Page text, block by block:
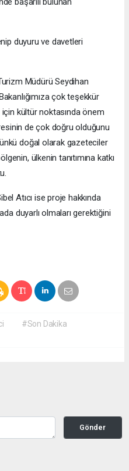
duyuru ve davetleri
Müdürü Seydihan
çok teşekkür
kültür noktasında önem
de çok doğru olduğunu
doğal olarak gazeteciler
ülkenin tanıtımına katkı
Atıcı ise proje hakkında
duyarlı olmaları gerektiğini
#Son Dakika
Gönder